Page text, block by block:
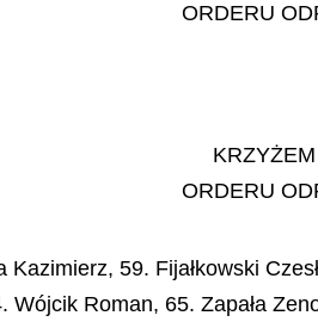
ORDERU
ORDERU
59. Fijałkowski
Wójcik Roman, 65. Zapała